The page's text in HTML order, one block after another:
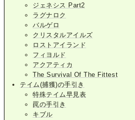
ジェネシス Part2
ラグナロク
バルゲロ
クリスタルアイルズ
ロストアイランド
フィヨルド
アクアティカ
The Survival Of The Fittest
テイム(捕獲)の手引き
特殊テイム早見表
罠の手引き
キブル